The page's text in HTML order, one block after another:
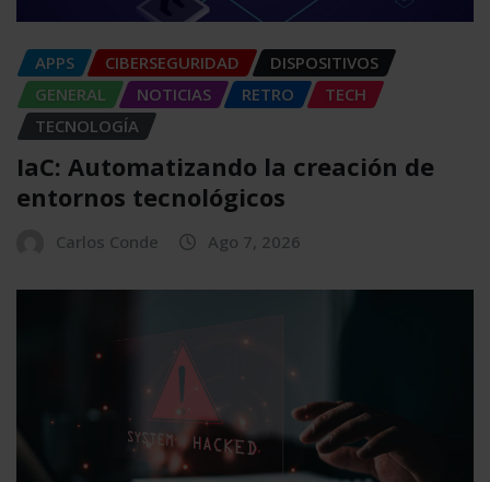
APPS CIBERSEGURIDAD
DISPOSITIVOS
GENERAL
NOTICIAS RETRO
TECH
TECNOLOGÍA
IaC: Automatizando la creación de
entornos tecnológicos
Carlos Conde Ago 7, 2026